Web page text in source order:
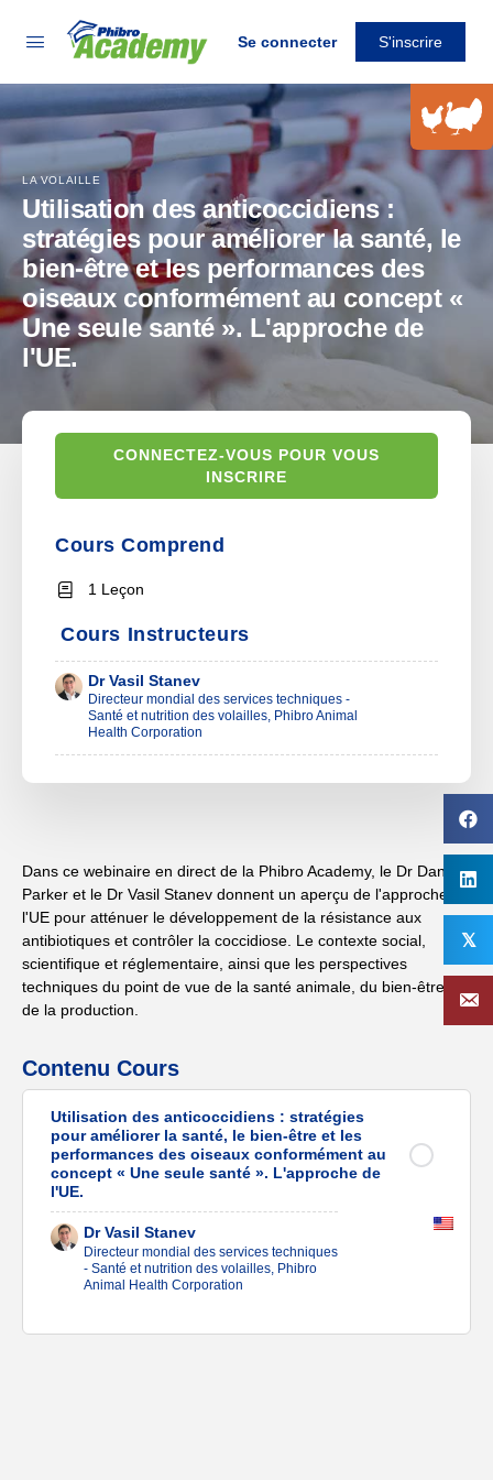
Se connecter S'inscrire
LA VOLAILLE
Utilisation des anticoccidiens :
stratégies pour améliorer la santé, le
bien-être et les performances des
oiseaux conformément au concept «
Une seule santé ». L'approche de
l'UE.
Dans ce webinaire en direct de la Phibro Academy, le Dr Daniel
Parker et le Dr Vasil Stanev donnent un aperçu de l'approche de
l'UE pour atténuer le développement de la résistance aux
antibiotiques et contrôler la coccidiose. Le contexte social,
scientifique et réglementaire, ainsi que les perspectives
techniques du point de vue de la santé animale, du bien-être et
de la production.
Contenu Cours
Utilisation des anticoccidiens : stratégies
pour améliorer la santé, le bien-être et les
performances des oiseaux conformément au
concept « Une seule santé ». L'approche de
l'UE.
Dr Vasil Stanev
Directeur mondial des services techniques
- Santé et nutrition des volailles, Phibro
Animal Health Corporation
CONNECTEZ-VOUS POUR VOUS
INSCRIRE
Cours Comprend
1 Leçon
Cours Instructeurs
Dr Vasil Stanev
Directeur mondial des services techniques -
Santé et nutrition des volailles, Phibro Animal
Health Corporation
𝕏